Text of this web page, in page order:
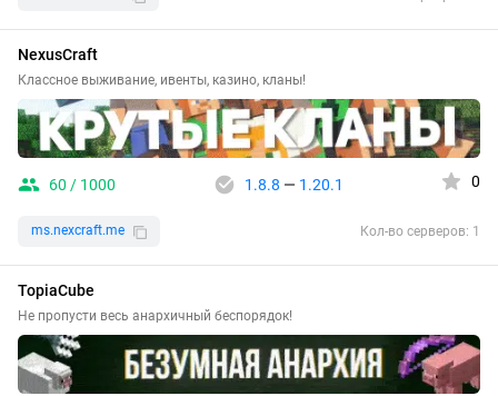
NexusCraft
Классное выживание, ивенты, казино, кланы!
60 / 1000 1.8.8 — 1.20.1 0
ms.nexcraft.me Кол-во серверов: 1
TopiaCube
Не пропусти весь анархичный беспорядок!